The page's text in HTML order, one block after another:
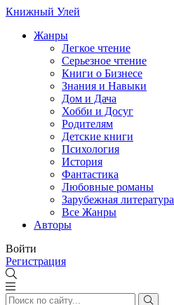
Книжный Улей
Жанры
Легкое чтение
Серьезное чтение
Книги о Бизнесе
Знания и Навыки
Дом и Дача
Хобби и Досуг
Родителям
Детские книги
Психология
История
Фантастика
Любовные романы
Зарубежная литература
Все Жанры
Авторы
Войти
Регистрация